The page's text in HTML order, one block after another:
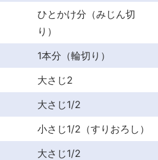
ひとかけ分（みじん切
り）
1本分（輪切り）
大さじ2
大さじ1/2
小さじ1/2（すりおろし）
大さじ1/2